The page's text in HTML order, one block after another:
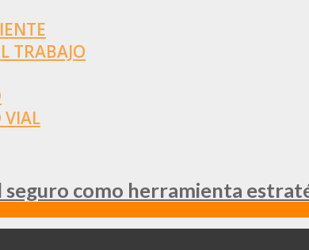
TRABAJO
VIAL
seguro como herramienta